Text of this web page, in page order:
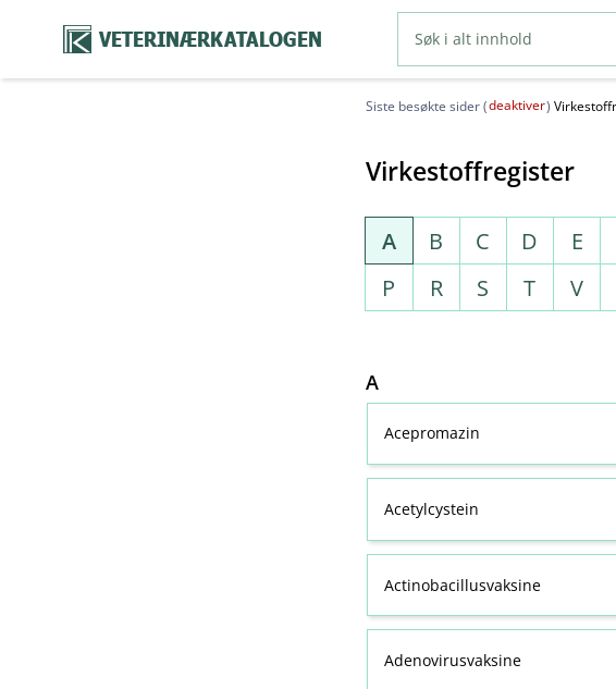
VETERINÆRKATALOGEN
Siste besøkte sider (deaktiver)
Virkestoffregister
A B C D E
P
R S T V
A
Acepromazin
Acetylcystein
Actinobacillusvaksine
Adenovirusvaksine